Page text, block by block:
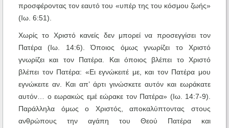
προσφέροντας τον εαυτό του «υπέρ της του κόσμου ζωής»
(Ιω. 6:51).
Χωρίς το Χριστό κανείς δεν μπορεί να προσεγγίσει τον
Πατέρα (Ιω. 14:6). Όποιος όμως γνωρίζει το Χριστό
γνωρίζει και τον Πατέρα. Και όποιος βλέπει το Χριστό
βλέπει τον Πατέρα: «Ει εγνώκειτέ με, και τον Πατέρα μου
εγνώκειτε αν. Και απ’ άρτι γινώσκετε αυτόν και εωράκατε
αυτόν… ο εωρακώς εμέ εώρακε τον Πατέρα» (Ιω. 14:7-9).
Παράλληλα όμως ο Χριστός, αποκαλύπτοντας στους
ανθρώπους την αγάπη του Θεού Πατέρα και